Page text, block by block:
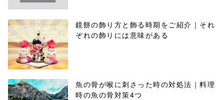
鏡餅の飾り方と飾る時期をご紹介｜それ
ぞれの飾りには意味がある
魚の骨が喉に刺さった時の対処法｜料理
時の魚の骨対策4つ